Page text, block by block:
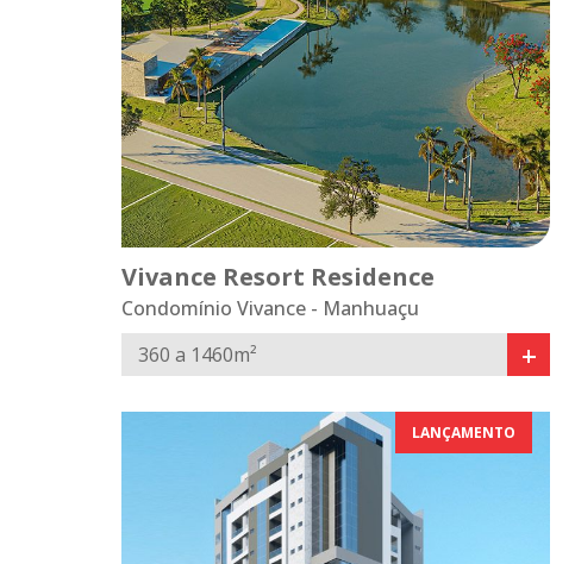
Vivance Resort Residence
Condomínio Vivance - Manhuaçu
360 a 1460m²
+
LANÇAMENTO